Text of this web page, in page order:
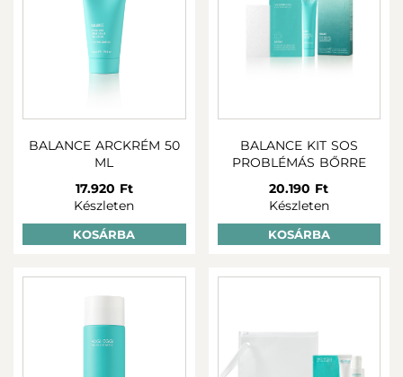
BALANCE ARCKRÉM 50
ML
17.920 Ft
Készleten
KOSÁRBA
BALANCE KIT SOS
PROBLÉMÁS BŐRRE
20.190 Ft
Készleten
KOSÁRBA